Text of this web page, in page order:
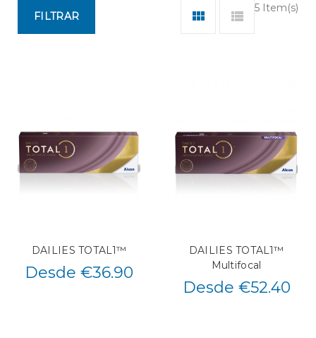
5 Item(s)
FILTRAR
DAILIES TOTAL1™
Desde €36.90
DAILIES TOTAL1™
Multifocal
Desde €52.40